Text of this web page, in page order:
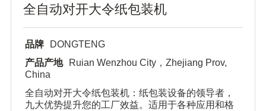
全自动对开大令纸包装机
品牌
DONGTENG
产品产地
Ruian Wenzhou City，Zhejiang Prov,
China
全自动对开大令纸包装机：纸包装设备的领导者，
九大优势提升您的工厂效益。适用于各种应用和格